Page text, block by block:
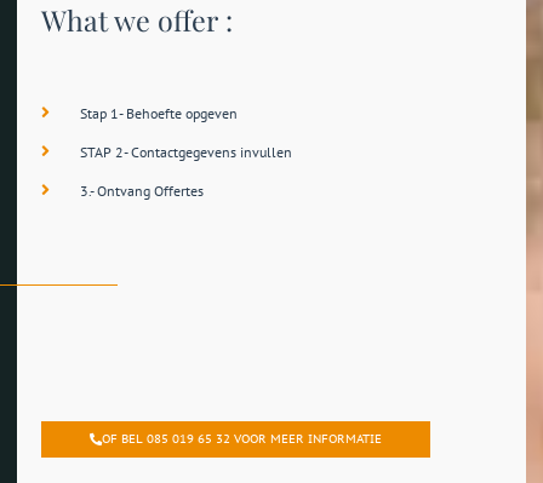
What we offer :
Stap 1- Behoefte opgeven
STAP 2- Contactgegevens invullen
3.- Ontvang Offertes
OF BEL 085 019 65 32 VOOR MEER INFORMATIE